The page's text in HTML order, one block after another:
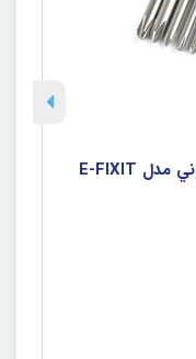
سري پيچ گوشتي برقي 3پر آيفوني مدل E-FIXIT